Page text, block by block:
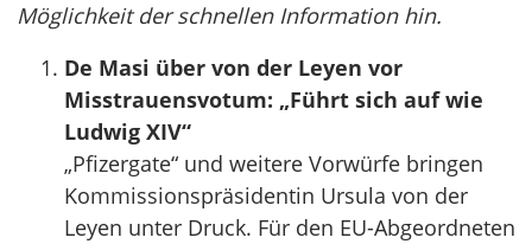
Möglichkeit der schnellen Information hin.
De Masi über von der Leyen vor
Misstrauensvotum: „Führt sich auf wie
Ludwig XIV“
„Pfizergate“ und weitere Vorwürfe bringen
Kommissionspräsidentin Ursula von der
Leyen unter Druck. Für den EU-Abgeordneten